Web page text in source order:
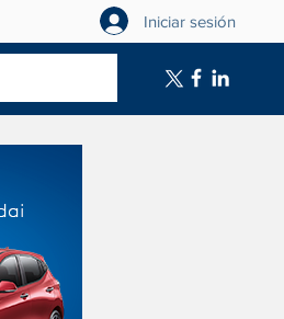
Iniciar sesión